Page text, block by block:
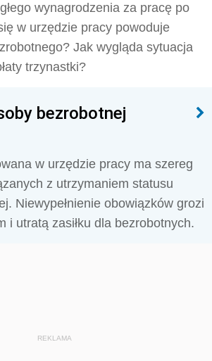
wynagrodzenia za pracę po
w urzędzie pracy powoduje
Jak wygląda sytuacja
trzynastki?
bezrobotnej
w urzędzie pracy ma szereg
z utrzymaniem statusu
Niewypełnienie obowiązków grozi
i utratą zasiłku dla bezrobotnych.
REKLAMA